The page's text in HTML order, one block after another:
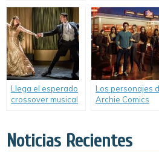
Legends of
Tomorrow».
Llega el esperado
crossover musical
Los personajes
Archie Comics
Noticias Recientes